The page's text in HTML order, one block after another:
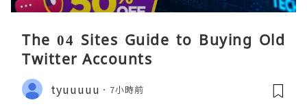
The 04 Sites Guide to Buying Old
Twitter Accounts
tyuuuuu 7小時前